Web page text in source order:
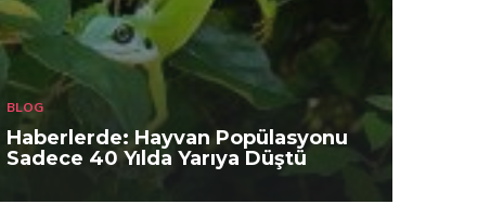
BLOG
Haberlerde: Hayvan Popülasyonu
Sadece 40 Yılda Yarıya Düştü